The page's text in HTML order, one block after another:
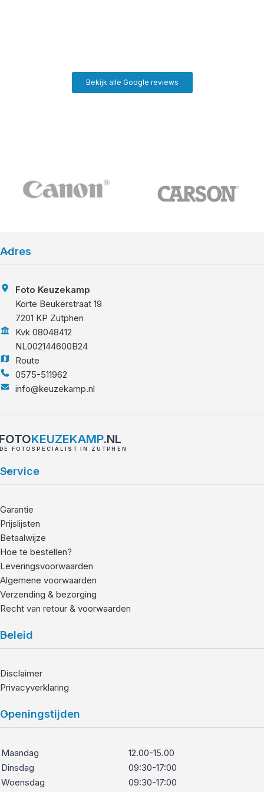
Bekijk alle Google reviews
Adres
Foto Keuzekamp
Korte Beukerstraat 19
7201 KP Zutphen
Kvk 08048412
NL002144600B24
Route
0575-511962
info@keuzekamp.nl
KEUZEKAMP.NL
DE FOTOSPECIALIST IN ZUTPHEN
Service
Garantie
Prijslijsten
Betaalwijze
Hoe te bestellen?
Leveringsvoorwaarden
Algemene voorwaarden
Verzending & bezorging
Recht van retour & voorwaarden
Beleid
Disclaimer
Privacyverklaring
Openingstijden
Maandag
12.00-15.00
Dinsdag
09:30-17:00
Woensdag
09:30-17:00